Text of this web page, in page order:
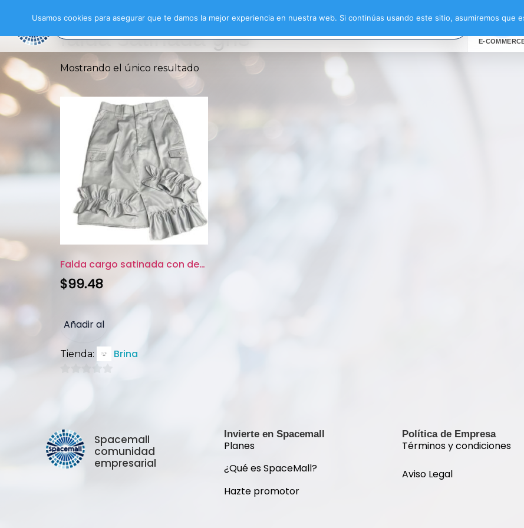
E-
falda satinada gris
Mostrando el único resultado
Falda cargo satinada con detal...
$99.48
Añadir al
carrito
Tienda: Brina
Spacemall
comunidad
empresarial
Invierte en Spacemall
Planes
¿Qué es SpaceMall?
Hazte promotor
Política de Empresa
Términos y condiciones
Aviso Legal
Usamos cookies para asegurar que te damos la mejor experiencia en nuestra web. Si continúas usando este sitio, asumiremos que